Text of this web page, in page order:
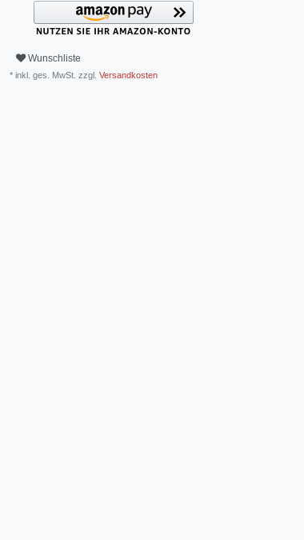
Wunschliste
* inkl. ges. MwSt. zzgl. Versandkosten